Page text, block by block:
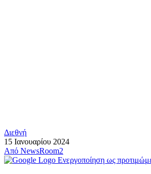
Διεθνή
15 Ιανουαρίου 2024
Από NewsRoom2
Ενεργοποίηση ως